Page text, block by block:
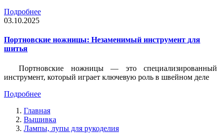
Подробнее
03.10.2025
Портновские ножницы: Незаменимый инструмент для
шитья
Портновские ножницы — это специализированный
инструмент, который играет ключевую роль в швейном деле
Подробнее
Главная
Вышивка
Лампы, лупы для рукоделия